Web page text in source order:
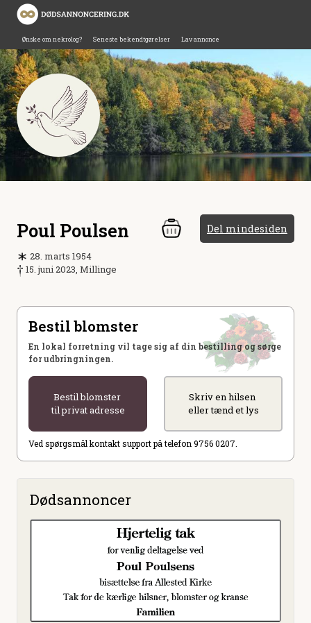
Ønske om nekrolog? Seneste bekendtgørelser Lav annonce
Poul Poulsen Del mindesiden
28. marts 1954
15. juni 2023, Millinge
Bestil blomster
En lokal forretning vil tage sig af din bestilling og sørge
for udbringningen.
Bestil blomster
til privat adresse
Skriv en hilsen
eller tænd et lys
Ved spørgsmål kontakt support på telefon 9756 0207.
Dødsannoncer